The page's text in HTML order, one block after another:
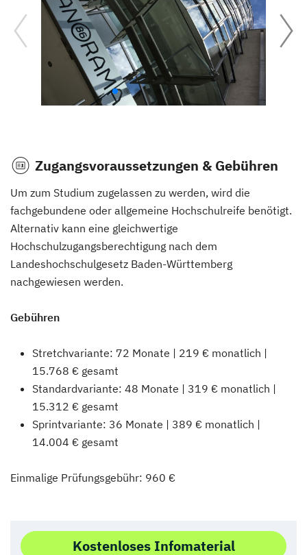
Zugangsvoraussetzungen & Gebühren
Um zum Studium zugelassen zu werden, wird die
fachgebundene oder allgemeine Hochschulreife benötigt.
Alternativ kann eine gleichwertige
Hochschulzugangsberechtigung nach dem
Landeshochschulgesetz Baden-Württemberg
nachgewiesen werden.
Gebühren
Stretchvariante: 72 Monate | 219 € monatlich |
15.768 € gesamt
Standardvariante: 48 Monate | 319 € monatlich |
15.312 € gesamt
Sprintvariante: 36 Monate | 389 € monatlich |
14.004 € gesamt
Einmalige Prüfungsgebühr: 960 €
Kostenloses Infomaterial